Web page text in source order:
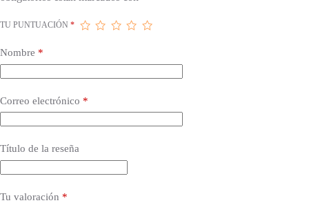
TU PUNTUACIÓN *
Nombre *
Correo electrónico *
Título de la reseña
Tu valoración *